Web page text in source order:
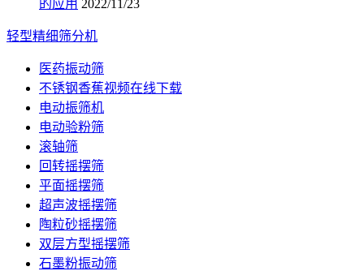
的应用 2022/11/23
轻型精细筛分机
医药振动筛
不锈钢香蕉视频在线下载
电动振筛机
电动验粉筛
滚轴筛
回转摇摆筛
平面摇摆筛
超声波摇摆筛
陶粒砂摇摆筛
双层方型摇摆筛
石墨粉振动筛